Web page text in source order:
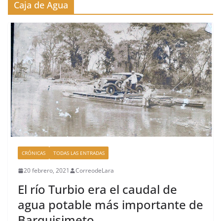
Caja de Agua
CRÓNICAS TODAS LAS ENTRADAS
20 febrero, 2021 CorreodeLara
El río Turbio era el caudal de
agua potable más importante de